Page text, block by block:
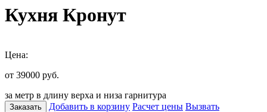
Кухня Кронут
Цена:
от 39000 руб.
за метр в длину верха и низа гарнитура
Заказать Добавить в корзину Расчет цены Вызвать